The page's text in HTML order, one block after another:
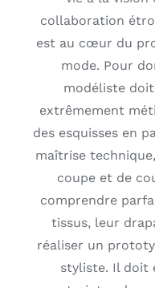
collaboration
est au cœur du
mode. Pour
modéliste
extrêmement
des esquisses en
maîtrise
coupe et de
comprendre
tissus, leur
réaliser un
styliste. Il doit